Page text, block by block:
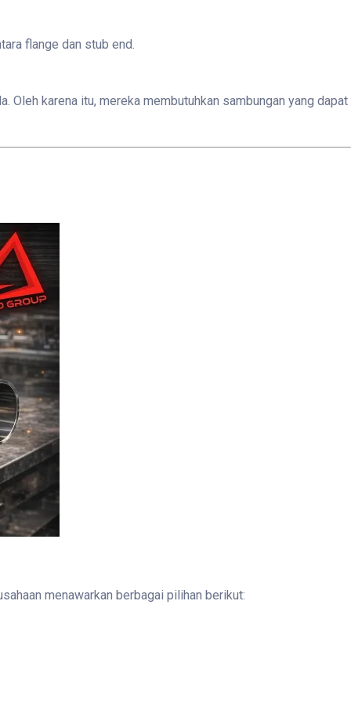
flange dan stub end.
karena itu, mereka membutuhkan sambungan yang dapat
menawarkan berbagai pilihan berikut: